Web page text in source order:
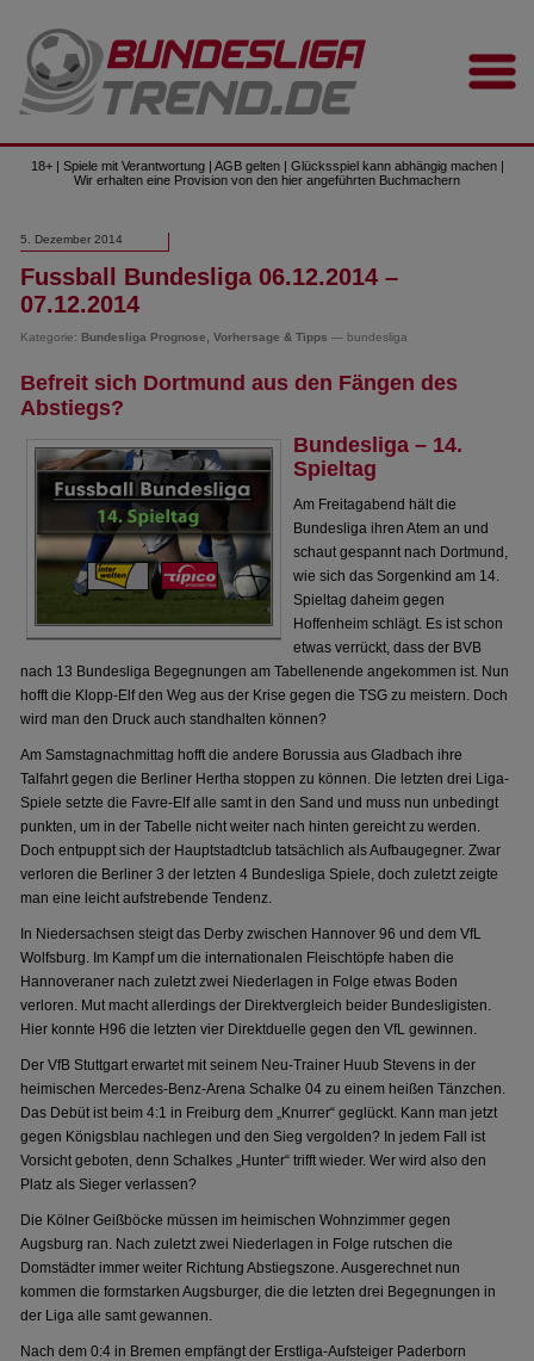
18+ | Spiele mit Verantwortung | AGB gelten | Glücksspiel kann abhängig machen |
Wir erhalten eine Provision von den hier angeführten Buchmachern
5. Dezember 2014
Fussball Bundesliga 06.12.2014 –
07.12.2014
Kategorie: Bundesliga Prognose, Vorhersage & Tipps — bundesliga
Befreit sich Dortmund aus den Fängen des
Abstiegs?
Bundesliga – 14.
Spieltag
Am Freitagabend hält die
Bundesliga ihren Atem an und
schaut gespannt nach Dortmund,
wie sich das Sorgenkind am 14.
Spieltag daheim gegen
Hoffenheim schlägt. Es ist schon
etwas verrückt, dass der BVB
nach 13 Bundesliga Begegnungen am Tabellenende angekommen ist. Nun
hofft die Klopp-Elf den Weg aus der Krise gegen die TSG zu meistern. Doch
wird man den Druck auch standhalten können?
Am Samstagnachmittag hofft die andere Borussia aus Gladbach ihre
Talfahrt gegen die Berliner Hertha stoppen zu können. Die letzten drei Liga-
Spiele setzte die Favre-Elf alle samt in den Sand und muss nun unbedingt
punkten, um in der Tabelle nicht weiter nach hinten gereicht zu werden.
Doch entpuppt sich der Hauptstadtclub tatsächlich als Aufbaugegner. Zwar
verloren die Berliner 3 der letzten 4 Bundesliga Spiele, doch zuletzt zeigte
man eine leicht aufstrebende Tendenz.
In Niedersachsen steigt das Derby zwischen Hannover 96 und dem VfL
Wolfsburg. Im Kampf um die internationalen Fleischtöpfe haben die
Hannoveraner nach zuletzt zwei Niederlagen in Folge etwas Boden
verloren. Mut macht allerdings der Direktvergleich beider Bundesligisten.
Hier konnte H96 die letzten vier Direktduelle gegen den VfL gewinnen.
Der VfB Stuttgart erwartet mit seinem Neu-Trainer Huub Stevens in der
heimischen Mercedes-Benz-Arena Schalke 04 zu einem heißen Tänzchen.
Das Debüt ist beim 4:1 in Freiburg dem „Knurrer“ geglückt. Kann man jetzt
gegen Königsblau nachlegen und den Sieg vergolden? In jedem Fall ist
Vorsicht geboten, denn Schalkes „Hunter“ trifft wieder. Wer wird also den
Platz als Sieger verlassen?
Die Kölner Geißböcke müssen im heimischen Wohnzimmer gegen
Augsburg ran. Nach zuletzt zwei Niederlagen in Folge rutschen die
Domstädter immer weiter Richtung Abstiegszone. Ausgerechnet nun
kommen die formstarken Augsburger, die die letzten drei Begegnungen in
der Liga alle samt gewannen.
Nach dem 0:4 in Bremen empfängt der Erstliga-Aufsteiger Paderborn